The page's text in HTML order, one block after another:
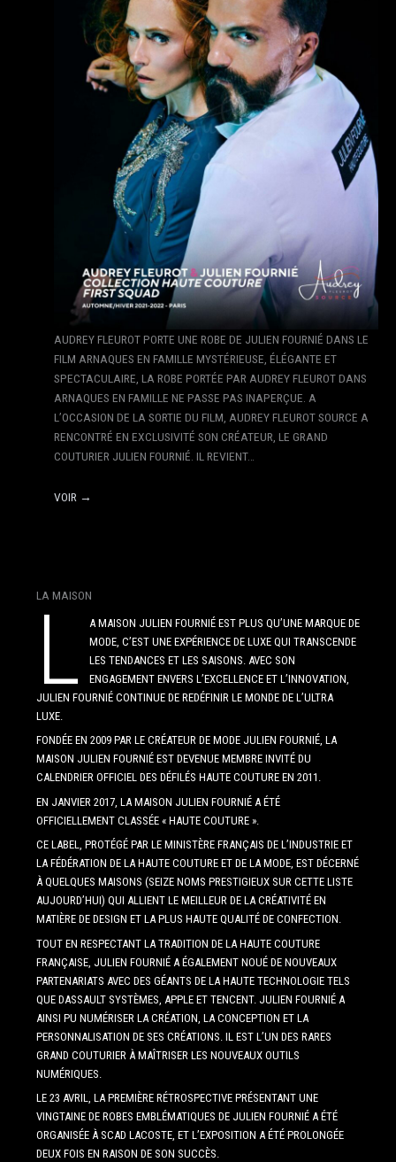
AUDREY FLEUROT PORTE UNE ROBE DE JULIEN FOURNIÉ DANS LE
FILM ARNAQUES EN FAMILLE MYSTÉRIEUSE, ÉLÉGANTE ET
SPECTACULAIRE, LA ROBE PORTÉE PAR AUDREY FLEUROT DANS
ARNAQUES EN FAMILLE NE PASSE PAS INAPERÇUE. A
L’OCCASION DE LA SORTIE DU FILM, AUDREY FLEUROT SOURCE A
RENCONTRÉ EN EXCLUSIVITÉ SON CRÉATEUR, LE GRAND
COUTURIER JULIEN FOURNIÉ. IL REVIENT…
VOIR →
LA MAISON
L
A MAISON JULIEN FOURNIÉ EST PLUS QU’UNE MARQUE DE
MODE, C’EST UNE EXPÉRIENCE DE LUXE QUI TRANSCENDE
LES TENDANCES ET LES SAISONS. AVEC SON
ENGAGEMENT ENVERS L’EXCELLENCE ET L’INNOVATION,
JULIEN FOURNIÉ CONTINUE DE REDÉFINIR LE MONDE DE L’ULTRA
LUXE.
FONDÉE EN 2009 PAR LE CRÉATEUR DE MODE JULIEN FOURNIÉ, LA
MAISON JULIEN FOURNIÉ EST DEVENUE MEMBRE INVITÉ DU
CALENDRIER OFFICIEL DES DÉFILÉS HAUTE COUTURE EN 2011.
EN JANVIER 2017, LA MAISON JULIEN FOURNIÉ A ÉTÉ
OFFICIELLEMENT CLASSÉE « HAUTE COUTURE ».
CE LABEL, PROTÉGÉ PAR LE MINISTÈRE FRANÇAIS DE L’INDUSTRIE ET
LA FÉDÉRATION DE LA HAUTE COUTURE ET DE LA MODE, EST DÉCERNÉ
À QUELQUES MAISONS (SEIZE NOMS PRESTIGIEUX SUR CETTE LISTE
AUJOURD’HUI) QUI ALLIENT LE MEILLEUR DE LA CRÉATIVITÉ EN
MATIÈRE DE DESIGN ET LA PLUS HAUTE QUALITÉ DE CONFECTION.
TOUT EN RESPECTANT LA TRADITION DE LA HAUTE COUTURE
FRANÇAISE, JULIEN FOURNIÉ A ÉGALEMENT NOUÉ DE NOUVEAUX
PARTENARIATS AVEC DES GÉANTS DE LA HAUTE TECHNOLOGIE TELS
QUE DASSAULT SYSTÈMES, APPLE ET TENCENT. JULIEN FOURNIÉ A
AINSI PU NUMÉRISER LA CRÉATION, LA CONCEPTION ET LA
PERSONNALISATION DE SES CRÉATIONS. IL EST L’UN DES RARES
GRAND COUTURIER À MAÎTRISER LES NOUVEAUX OUTILS
NUMÉRIQUES.
LE 23 AVRIL, LA PREMIÈRE RÉTROSPECTIVE PRÉSENTANT UNE
VINGTAINE DE ROBES EMBLÉMATIQUES DE JULIEN FOURNIÉ A ÉTÉ
ORGANISÉE À SCAD LACOSTE, ET L’EXPOSITION A ÉTÉ PROLONGÉE
DEUX FOIS EN RAISON DE SON SUCCÈS.